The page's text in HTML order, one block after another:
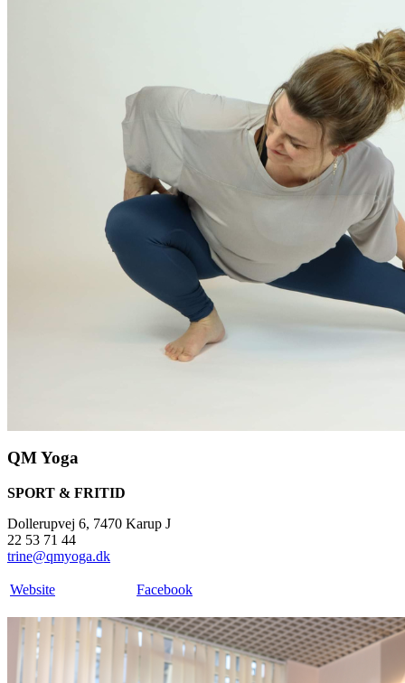
QM Yoga
SPORT & FRITID
Dollerupvej 6, 7470 Karup J
22 53 71 44
trine@qmyoga.dk
Website Facebook